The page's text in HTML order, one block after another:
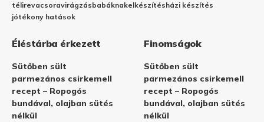
télirevacsoravirágzásbabáknakelkészítésházi készítés
jótékony hatások
Éléstárba érkezett
Sütőben sült
parmezános csirkemell
recept – Ropogós
bundával, olajban sütés
nélkül
Finomságok
Sütőben sült
parmezános csirkemell
recept – Ropogós
bundával, olajban sütés
nélkül